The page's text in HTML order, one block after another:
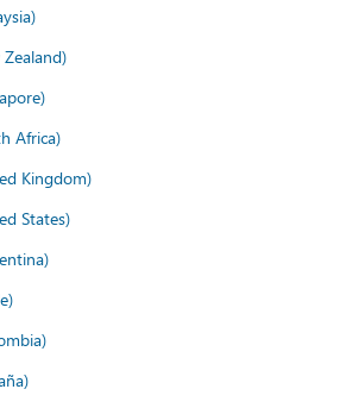
Africa)
Kingdom)
States)